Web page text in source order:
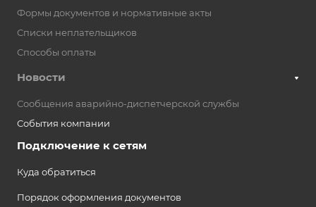
Формы документов и нормативные акты
Списки неплательщиков
Способы оплаты
Новости
Сообщения аварийно-диспетчерской службы
События компании
Подключение к сетям
Куда обратиться
Порядок оформления документов